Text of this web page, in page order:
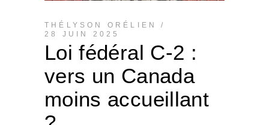
THÉLYSON ORÉLIEN
28 JUIN 2025
Loi fédéral C-2 :
vers un Canada
moins accueillant